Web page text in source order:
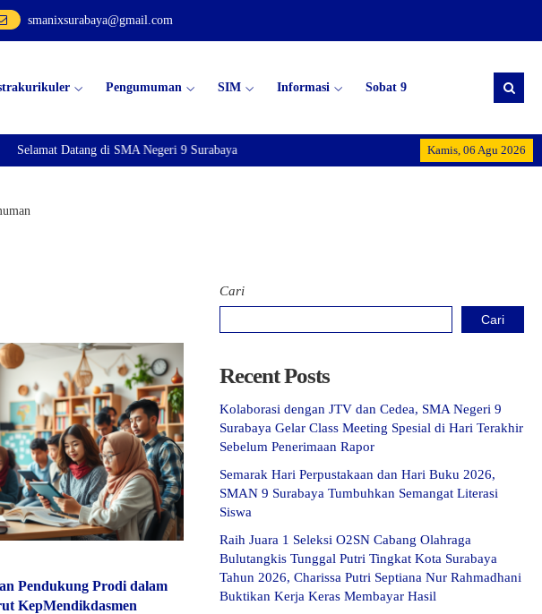
smanixsurabaya@gmail.com
Pengumuman SIM Informasi Sobat 9
Kamis, 06 Agu 2026
Selamat Datang di SMA Negeri 9 Surabaya
Pendukung Prodi dalam
KepMendikdasmen
Cari
Cari
Recent Posts
Kolaborasi dengan JTV dan Cedea, SMA Negeri 9
Surabaya Gelar Class Meeting Spesial di Hari Terakhir
Sebelum Penerimaan Rapor
Semarak Hari Perpustakaan dan Hari Buku 2026,
SMAN 9 Surabaya Tumbuhkan Semangat Literasi
Siswa
Raih Juara 1 Seleksi O2SN Cabang Olahraga
Bulutangkis Tunggal Putri Tingkat Kota Surabaya
Tahun 2026, Charissa Putri Septiana Nur Rahmadhani
Buktikan Kerja Keras Membayar Hasil